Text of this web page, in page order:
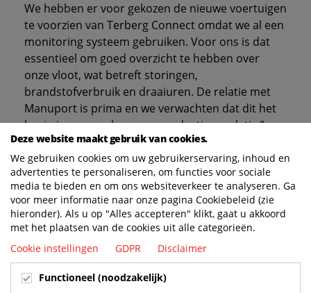
We hebben er voor gekozen de nieuwe voertuigen
te voorzien van Terberg Connect omdat we al een
monitoring systeem gebruiken. Voor ons is dat
essentieel om goed overzicht te hebben over
onze vloot, wat betreft storingen,
brandstofverbruik en draaiuren. De relatie met
Manuport is prima en we verwachten dat dit het
begin is van een lange en productieve relatie.”
Voorzien van:
Deze website maakt gebruik van cookies.
We gebruiken cookies om uw gebruikerservaring, inhoud en
advertenties te personaliseren, om functies voor sociale
media te bieden en om ons websiteverkeer te analyseren. Ga
voor meer informatie naar onze pagina Cookiebeleid (zie
hieronder). Als u op "Alles accepteren" klikt, gaat u akkoord
met het plaatsen van de cookies uit alle categorieën.
Cookie instellingen
GDPR Disclaimer
Functioneel (noodzakelijk)